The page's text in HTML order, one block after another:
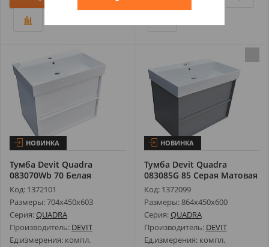
НОВИНКА
Тумба Devit Quadra
083070Wb 70 Белая
Матовая с Умыва...
Код: 1372101
Размеры: 704х450х603
Серия:QUADRA
Производитель: DEVIT
Ед.измерения: компл.
НОВИНКА
Тумба Devit Quadra
083085G 85 Серая Матовая
с Умывал...
Код: 1372099
Размеры: 864х450х600
Серия:QUADRA
Производитель: DEVIT
Ед.измерения: компл.